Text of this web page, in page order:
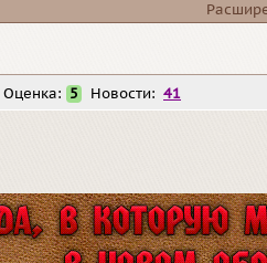
Оценка: 5 Новости: 41